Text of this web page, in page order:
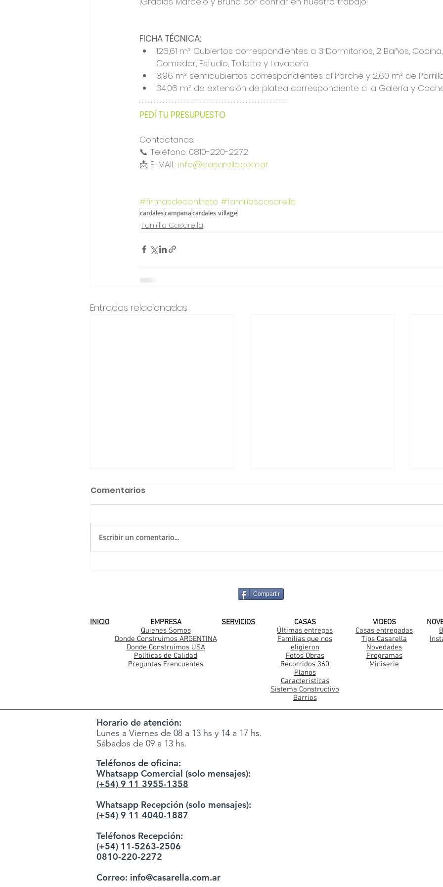
FICHA TÉCNICA:
126,61 m² Cubiertos correspondientes a 3 Dormitorios, 2 Baños, Cocina,
Comedor, Estudio, Toilette y Lavadero.
3,96 m² semicubiertos correspondientes al Porche y 2,60 m² de
34,06 m² de extensión de platea correspondiente a la Galería y
PEDÍ TU PRESUPUESTO
Contactanos:
📞 Teléfono: 0810-220-2272
📩 E-MAIL: info@casarella.com.ar
#firmasdecontrato #familiascasarella
cardalescampanacardales village
Familia Casarella
Entradas relacionadas
Comentarios
Escribir un comentario...
Compartir
Construccion Steel Frame
INICIO
EMPRESA
Quienes Somos
Donde Construimos ARGENTINA
Donde Construimos USA
Políticas de Calidad
Preguntas Frencuentes
SERVICIOS
CASAS
Últimas entregas
Familias que nos
eligieron
Fotos Obras
Recorridos 360
Planos
Características
Sistema Constructivo
Barrios
VIDEOS
Casas entregadas
Tips Casarella
Novedades
Programas
Miniserie
Horario de atención:
Lunes a Viernes de 08 a 13 hs y 14 a 17 hs.
Sábados de 09 a 13 hs.
Teléfonos de oficina:
Whatsapp Comercial (solo mensajes):
(+54) 9 11 3955-1358
Whatsapp Recepción (solo mensajes):
(+54) 9 11 4040-1887
Teléfonos Recepción:
(+54) 11-5263-2506
0810-220-2272
Correo: info@casarella.com.ar